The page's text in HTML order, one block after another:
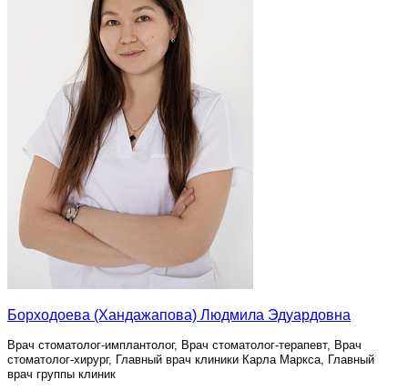
Борходоева (Хандажапова) Людмила Эдуардовна
Врач стоматолог-имплантолог, Врач стоматолог-терапевт, Врач
стоматолог-хирург, Главный врач клиники Карла Маркса, Главный
врач группы клиник